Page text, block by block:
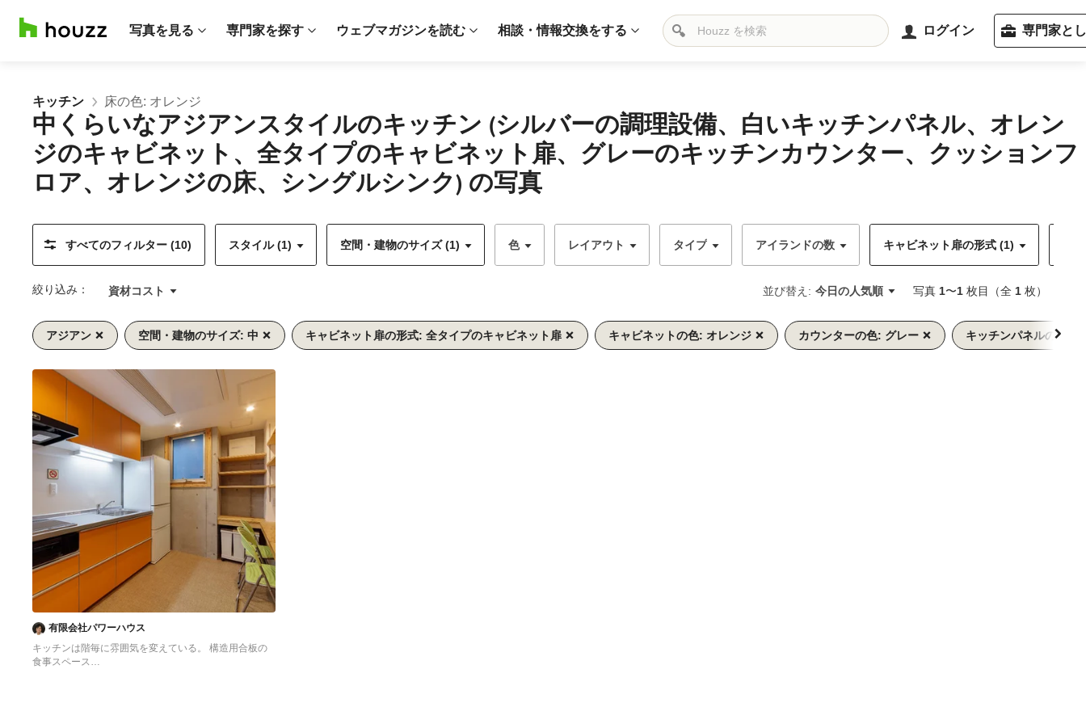
写真を見る 専門家を探す ウェブマガジンを読む 相談・情報交換をする ログイン 専門家と
キッチン 床の色: オレンジ
中くらいなアジアンスタイルのキッチン (シルバーの調理設備、白いキッチンパネル、オレン
ジのキャビネット、全タイプのキャビネット扉、グレーのキッチンカウンター、クッションフ
ロア、オレンジの床、シングルシンク) の写真
すべてのフィルター (10) スタイル (1) 空間・建物のサイズ (1) 色 レイアウト タイプ アイランドの数 キャビネット扉の形式 (1)
絞り込み： 資材コスト 並び替え: 今日の人気順 写真 1〜1 枚目（全 1 枚）
アジアン 空間・建物のサイズ: 中 キャビネット扉の形式: 全タイプのキャビネット扉 キャビネットの色: オレンジ カウンターの色: グレー
キッチンパネルの色: 白
へ
へ
有限会社パワーハウス
キッチンは階毎に雰囲気を変えている。 構造用合板の
食事スペース